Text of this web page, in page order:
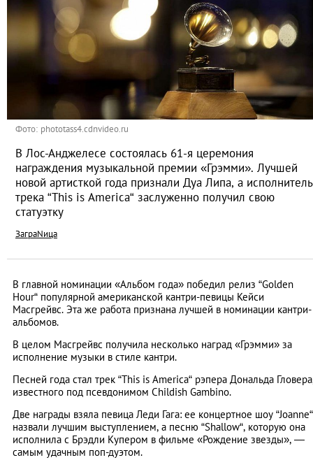
Фото: phototass4.cdnvideo.ru
В Лос-Анджелесе состоялась 61-я церемония
награждения музыкальной премии «Грэмми». Лучшей
новой артисткой года признали Дуа Липа, а исполнитель
трека “This is America“ заслуженно получил свою
статуэтку
ЗаграNица
В главной номинации «Альбом года» победил релиз “Golden
Hour“ популярной американской кантри-певицы Кейси
Масгрейвс. Эта же работа признана лучшей в номинации кантри-
альбомов.
В целом Масгрейвс получила несколько наград «Грэмми» за
исполнение музыки в стиле кантри.
Песней года стал трек “This is America“ рэпера Дональда
известного под псевдонимом Childish Gambino.
Две награды взяла певица Леди Гага: ее концертное шоу “Joanne“
назвали лучшим выступлением, а песню “Shallow“, которую она
исполнила с Брэдли Купером в фильме «Рождение звезды», —
самым удачным поп-дуэтом.